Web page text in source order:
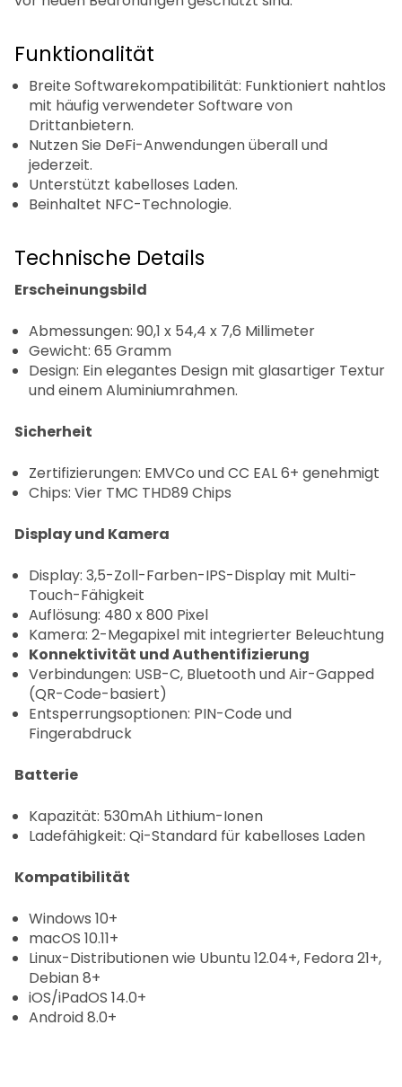
Funktionalität
Breite Softwarekompatibilität: Funktioniert nahtlos
mit häufig verwendeter Software von
Drittanbietern.
Nutzen Sie DeFi-Anwendungen überall und
jederzeit.
Unterstützt kabelloses Laden.
Beinhaltet NFC-Technologie.
Technische Details
Erscheinungsbild
Abmessungen: 90,1 x 54,4 x 7,6 Millimeter
Gewicht: 65 Gramm
Design: Ein elegantes Design mit glasartiger Textur
und einem Aluminiumrahmen.
Sicherheit
Zertifizierungen: EMVCo und CC EAL 6+ genehmigt
Chips: Vier TMC THD89 Chips
Display und Kamera
Display: 3,5-Zoll-Farben-IPS-Display mit Multi-
Touch-Fähigkeit
Auflösung: 480 x 800 Pixel
Kamera: 2-Megapixel mit integrierter Beleuchtung
Konnektivität und Authentifizierung
Verbindungen: USB-C, Bluetooth und Air-Gapped
(QR-Code-basiert)
Entsperrungsoptionen: PIN-Code und
Fingerabdruck
Batterie
Kapazität: 530mAh Lithium-Ionen
Ladefähigkeit: Qi-Standard für kabelloses Laden
Kompatibilität
Windows 10+
macOS 10.11+
Linux-Distributionen wie Ubuntu 12.04+, Fedora 21+,
Debian 8+
iOS/iPadOS 14.0+
Android 8.0+